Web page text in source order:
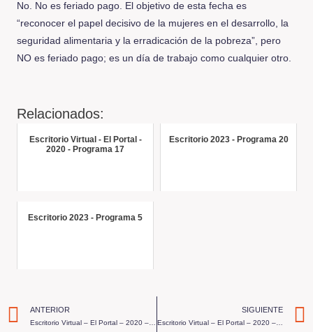
No. No es feriado pago. El objetivo de esta fecha es
“reconocer el papel decisivo de la mujeres en el desarrollo, la
seguridad alimentaria y la erradicación de la pobreza”, pero
NO es feriado pago; es un día de trabajo como cualquier otro.
Relacionados:
Escritorio Virtual - El Portal -
2020 - Programa 17
Escritorio 2023 - Programa 20
Escritorio 2023 - Programa 5
ANTERIOR
Escritorio Virtual – El Portal – 2020 – Programa 27
SIGUIENTE
Escritorio Virtual – El Portal – 2020 – Programa 29